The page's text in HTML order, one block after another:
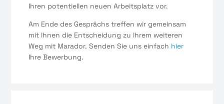
Ihren potentiellen neuen Arbeitsplatz vor.
Am Ende des Gesprächs treffen wir gemeinsam
mit Ihnen die Entscheidung zu Ihrem weiteren
Weg mit Marador. Senden Sie uns einfach hier
Ihre Bewerbung.